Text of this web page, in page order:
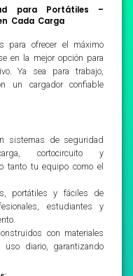
para Portátiles –
Cada Carga
para ofrecer el máximo
en la mejor opción para
Ya sea para trabajo,
un cargador confiable
sistemas de seguridad
cortocircuito y
tanto tu equipo como el
portátiles y fáciles de
estudiantes y
con materiales
diario, garantizando